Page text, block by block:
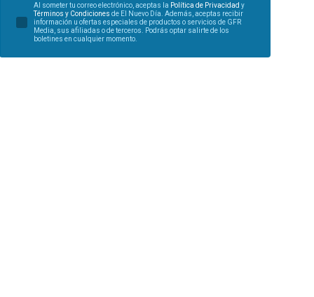
Al someter tu correo electrónico, aceptas la Política de Privacidad y
Términos y Condiciones de El Nuevo Día. Además, aceptas recibir
información u ofertas especiales de productos o servicios de GFR
Media, sus afiliadas o de terceros. Podrás optar salirte de los
boletines en cualquier momento.